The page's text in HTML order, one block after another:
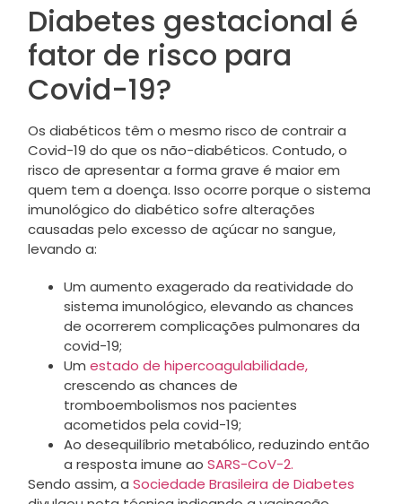
Diabetes gestacional é
fator de risco para
Covid-19?
Os diabéticos têm o mesmo risco de contrair a
Covid-19 do que os não-diabéticos. Contudo, o
risco de apresentar a forma grave é maior em
quem tem a doença. Isso ocorre porque o sistema
imunológico do diabético sofre alterações
causadas pelo excesso de açúcar no sangue,
levando a:
Um aumento exagerado da reatividade do
sistema imunológico, elevando as chances
de ocorrerem complicações pulmonares da
covid-19;
Um estado de hipercoagulabilidade,
crescendo as chances de
tromboembolismos nos pacientes
acometidos pela covid-19;
Ao desequilíbrio metabólico, reduzindo então
a resposta imune ao SARS-CoV-2.
Sendo assim, a Sociedade Brasileira de Diabetes